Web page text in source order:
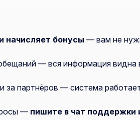
начисляет бонусы — вам не
— вся информация видна
за партнёров — система
— пишите в чат поддержки